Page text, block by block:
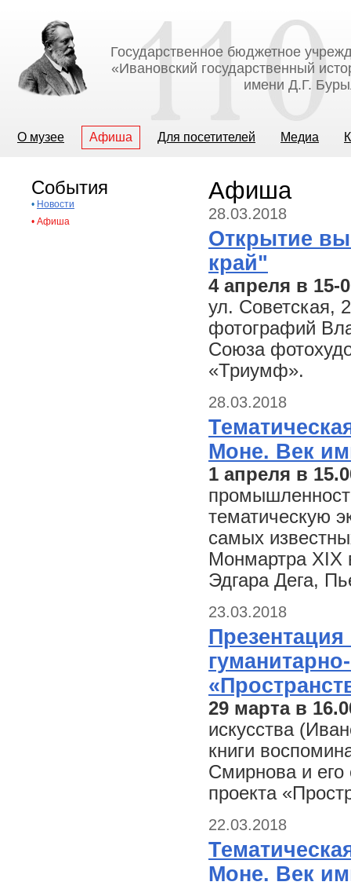
Государственное бюджетное
«Ивановский государственный
имени Д.Г.
О музее Афиша Для посетителей Медиа
События
• Новости
• Афиша
Афиша
28.03.2018
Открытие
край"
4 апреля в 15-
ул. Советская,
фотографий
Союза
«Триумф».
28.03.2018
Моне. Век
1 апреля в
тематическую
самых
Монмартра XIX
Эдгара Дега,
23.03.2018
29 марта в
искусства
книги
Смирнова и
проекта
22.03.2018
Моне. Век